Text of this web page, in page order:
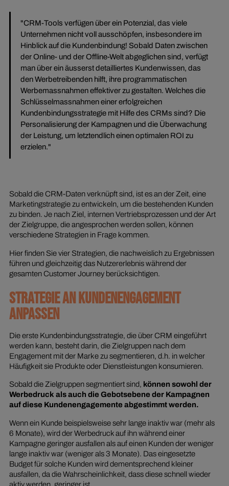
"CRM-Tools verfügen über ein Potenzial, das viele
Unternehmen nicht voll ausschöpfen, insbesondere im
Hinblick auf die Kundenbindung! Sobald Daten zwischen
der Online- und der Offline-Welt abgeglichen sind, verfügt
man über ein äusserst detailliertes Kundenwissen, das
den Werbetreibenden hilft, ihre programmatischen
Werbemassnahmen effektiver zu gestalten. Welches die
Schlüsselmassnahmen einer erfolgreichen
Kundenbindungsstrategie mit Hilfe des CRMs sind? Die
Personalisierung der Kampagnen und die Überwachung
der Leistung, um letztendlich einen optimalen ROI zu
erzielen."
Sobald die CRM-Daten verknüpft sind, ist es an der Zeit, eine
Marketingstrategie zu entwickeln, um die bestehenden Kunden
zu binden. Je nach Ziel, internen Vertriebsprozessen und der Art
der Zielgruppe, die angesprochen werden sollen, können
verschiedene Strategien in Frage kommen.
Hier finden Sie vier Strategien, die nachweislich zu Ergebnissen
führen und gleichzeitig das Nutzererlebnis während der
gesamten Customer Journey berücksichtigen.
STRATEGIE AN KUNDENENGAGEMENT
ANPASSEN
Die erste Kundenbindungsstrategie, die über CRM eingeführt
werden kann, besteht darin, die Zielgruppen nach dem
Engagement mit der Marke zu segmentieren, d.h. in welcher
Häufigkeit sie Produkte oder Dienstleistungen konsumieren.
Sobald die Zielgruppen segmentiert sind, können sowohl der
Werbedruck als auch die Gebotsebene der Kampagnen
auf diese Kundenengagemente abgestimmt werden.
Wenn ein Kunde beispielsweise sehr lange inaktiv war (mehr als
6 Monate), wird der Werbedruck auf ihn während einer
Kampagne geringer ausfallen als auf einen Kunden der weniger
lange inaktiv war (weniger als 3 Monate). Das eingesetzte
Budget für solche Kunden wird dementsprechend kleiner
ausfallen, da die Wahrscheinlichkeit, dass diese schnell wieder